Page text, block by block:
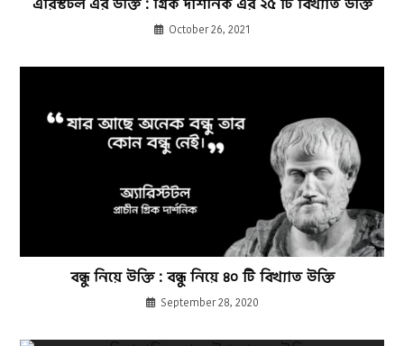
October 26, 2021
বন্ধু নিয়ে উক্তি : বন্ধু নিয়ে ৪০ টি বিখ্যাত উক্তি
September 28, 2020